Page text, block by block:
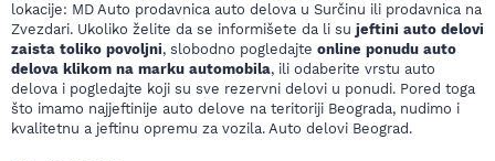
lokacije: MD Auto prodavnica auto delova u Surčinu ili prodavnica na
Zvezdari. Ukoliko želite da se informišete da li su jeftini auto delovi
zaista toliko povoljni, slobodno pogledajte online ponudu auto
delova klikom na marku automobila, ili odaberite vrstu auto
delova i pogledajte koji su sve rezervni delovi u ponudi. Pored toga
što imamo najjeftinije auto delove na teritoriji Beograda, nudimo i
kvalitetnu a jeftinu opremu za vozila. Auto delovi Beograd.